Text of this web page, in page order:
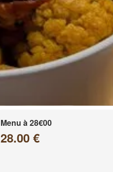
Menu à 28€00
28.00 €